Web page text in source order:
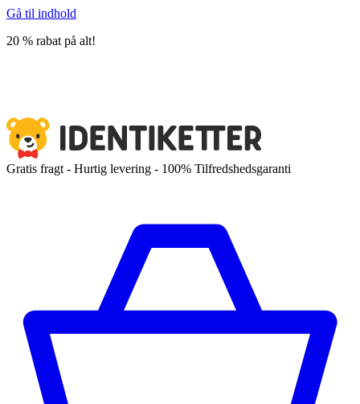
Gå til indhold
20 % rabat på alt!
Gratis fragt - Hurtig levering - 100% Tilfredshedsgaranti